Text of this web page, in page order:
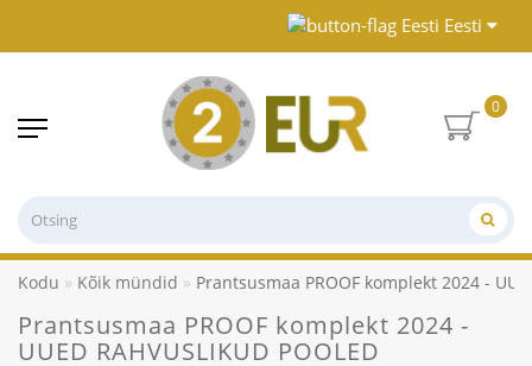
Eesti
0
Kodu Kõik mündid Prantsusmaa PROOF komplekt 2024 -
Prantsusmaa PROOF komplekt 2024 -
UUED RAHVUSLIKUD POOLED